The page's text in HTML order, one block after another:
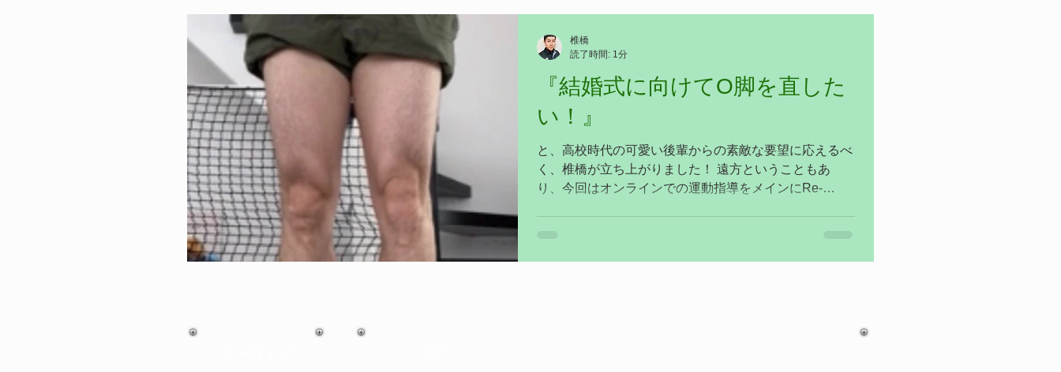
『結婚式に向けてO脚を直した
い！』
と、高校時代の可愛い後輩からの素敵な要望に応えるべ
く、椎橋が立ち上がりました！ 遠方ということもあ
り、今回はオンラインでの運動指導をメインにRe-
椎橋
読了時間: 1分